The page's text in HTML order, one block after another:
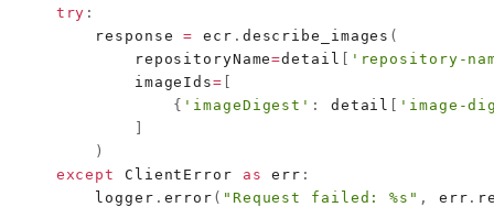
try :
        response
= ecr . describe_images (
            repositoryName
=detail
'repository-
            imageIds
=
{ 'imageDigest' : detail
'image-
)
except
ClientError as err :
        logger
. error ( "Request failed: %s" , err .